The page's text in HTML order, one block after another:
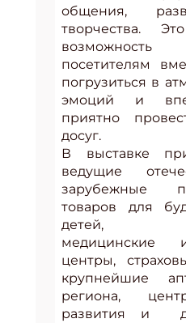
общения,
творчества.
посетителям
погрузиться в
эмоций и
приятно
досуг.
В выставке
ведущие
зарубежные
товаров для
детей,
медицинские
центры,
крупнейшие
региона,
развития и